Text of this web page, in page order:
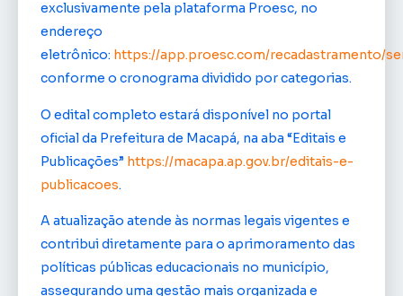
exclusivamente pela plataforma Proesc, no
endereço
eletrônico: https://app.proesc.com/recadastramento/
conforme o cronograma dividido por categorias.
O edital completo estará disponível no portal
oficial da Prefeitura de Macapá, na aba “Editais e
Publicações” https://macapa.ap.gov.br/editais-e-
publicacoes.
A atualização atende às normas legais vigentes e
contribui diretamente para o aprimoramento das
políticas públicas educacionais no município,
assegurando uma gestão mais organizada e